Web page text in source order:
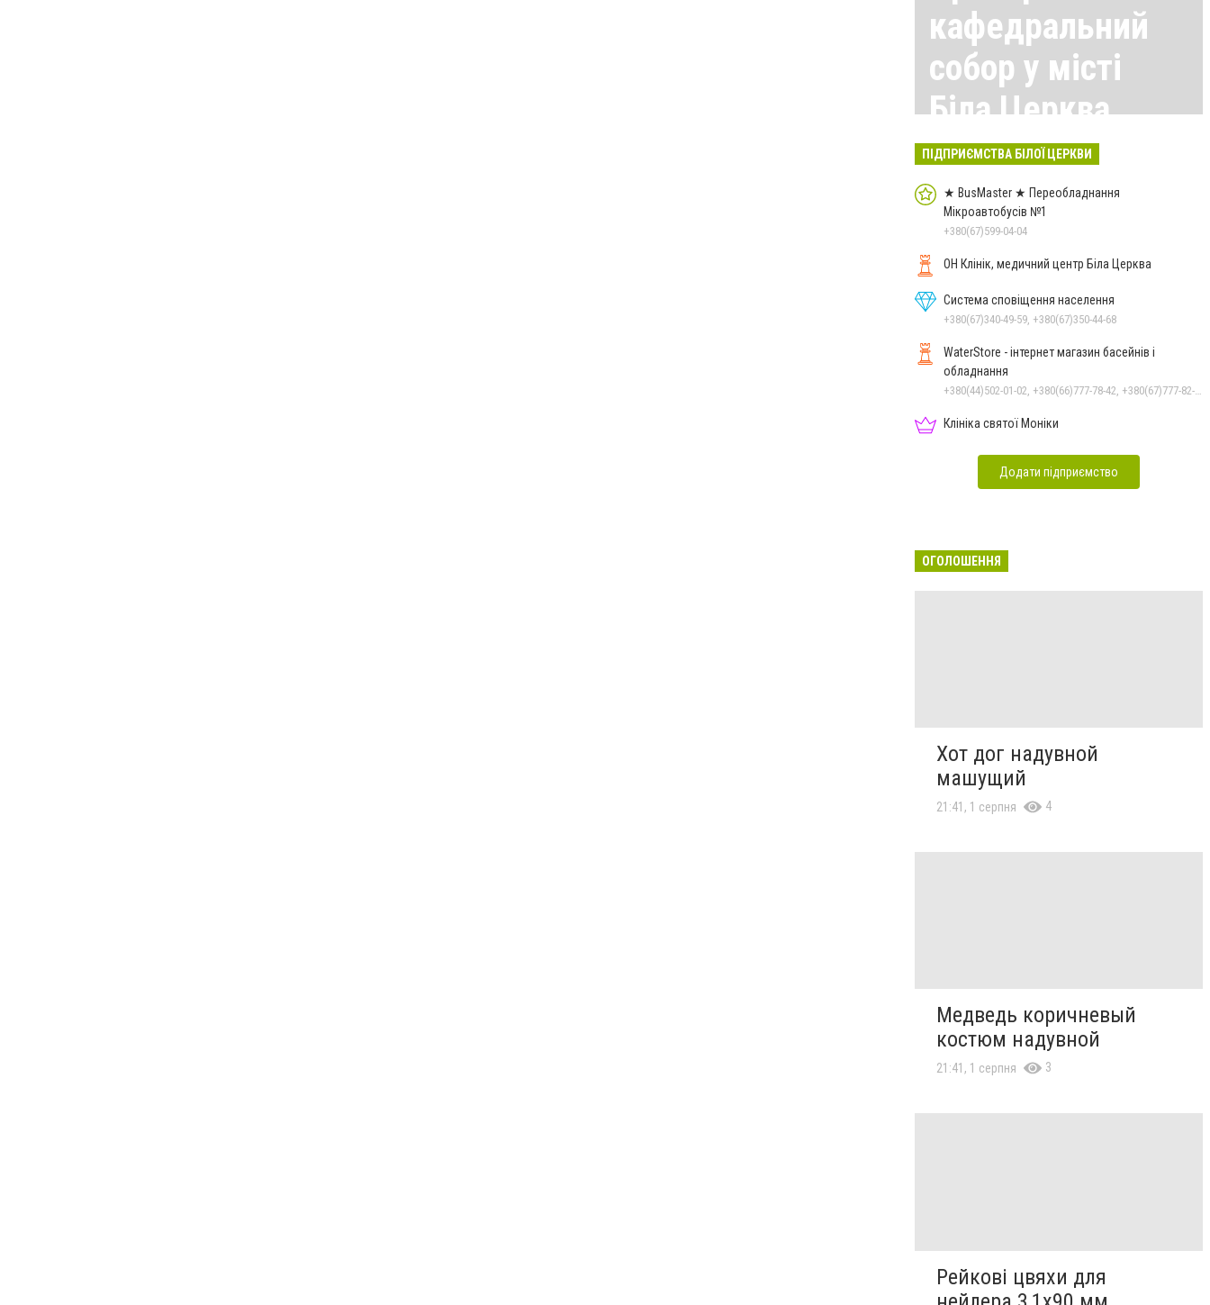
кафедральний
собор у місті
Біла Церква
Всі матеріали тут
ПІДПРИЄМСТВА БІЛОЇ ЦЕРКВИ
★ BusMaster ★ Переобладнання
Мікроавтобусів №1
+380(67)599-04-04
ОН Клінік, медичний центр Біла Церква
Система сповіщення населення
+380(67)340-49-59, +380(67)350-44-68
WaterStore - інтернет магазин басейнів і
обладнання
Клініка святої Моніки
Додати підприємство
ОГОЛОШЕННЯ
Хот дог надувной
машущий
21:41, 1 серпня 4
Медведь коричневый
костюм надувной
21:41, 1 серпня 3
Рейкові цвяхи для